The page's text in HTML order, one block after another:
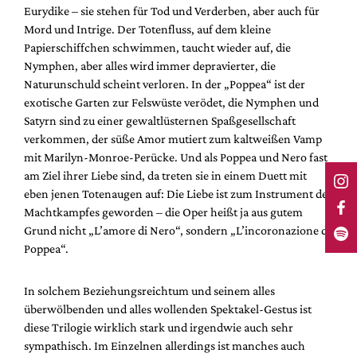
Eurydike – sie stehen für Tod und Verderben, aber auch für
Mord und Intrige. Der Totenfluss, auf dem kleine
Papierschiffchen schwimmen, taucht wieder auf, die
Nymphen, aber alles wird immer depravierter, die
Naturunschuld scheint verloren. In der „Poppea“ ist der
exotische Garten zur Felswüste verödet, die Nymphen und
Satyrn sind zu einer gewaltlüsternen Spaßgesellschaft
verkommen, der süße Amor mutiert zum kaltweißen Vamp
mit Marilyn-Monroe-Perücke. Und als Poppea und Nero fast
am Ziel ihrer Liebe sind, da treten sie in einem Duett mit
eben jenen Totenaugen auf: Die Liebe ist zum Instrument des
Machtkampfes geworden – die Oper heißt ja aus gutem
Grund nicht „L’amore di Nero“, sondern „L’incoronazione di
Poppea“.
In solchem Beziehungsreichtum und seinem alles
überwölbenden und alles wollenden Spektakel-Gestus ist
diese Trilogie wirklich stark und irgendwie auch sehr
sympathisch. Im Einzelnen allerdings ist manches auch